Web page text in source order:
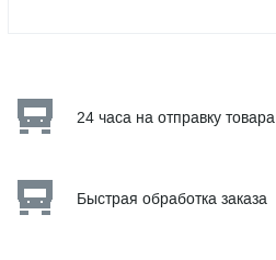
24 часа на отправку товара
Быстрая обработка заказа